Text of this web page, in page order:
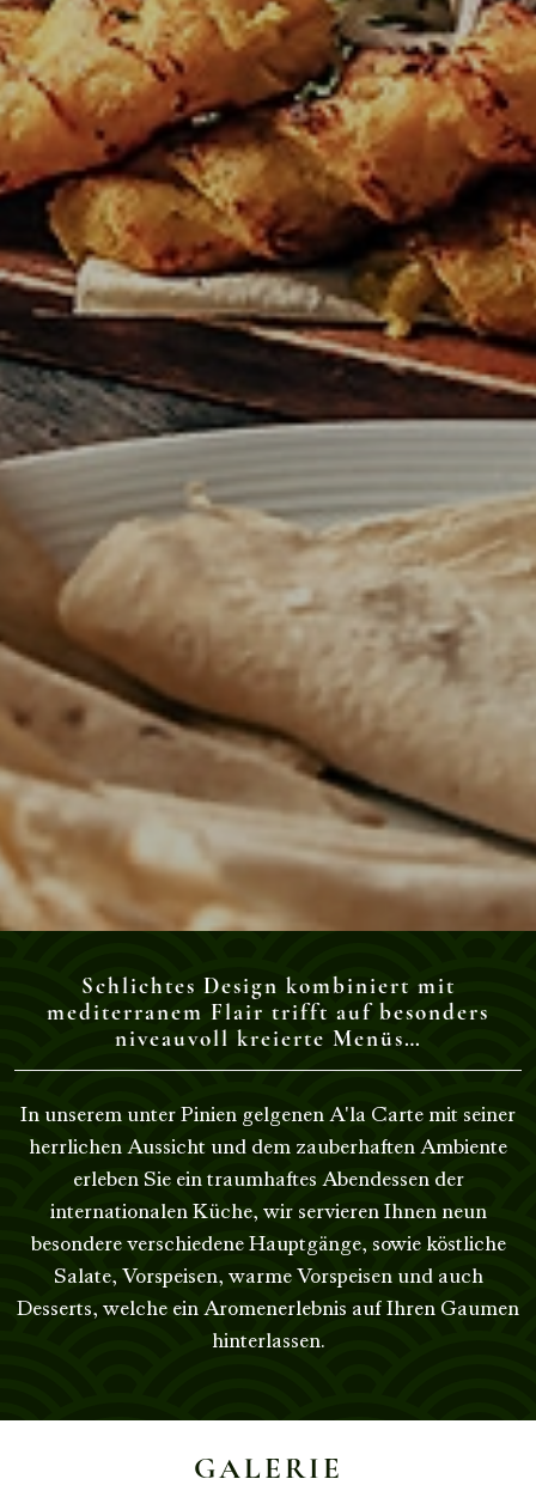
Schlichtes Design kombiniert mit
mediterranem Flair trifft auf besonders
niveauvoll kreierte Menüs…
In unserem unter Pinien gelgenen A'la Carte mit seiner
herrlichen Aussicht und dem zauberhaften Ambiente
erleben Sie ein traumhaftes Abendessen der
internationalen Küche, wir servieren Ihnen neun
besondere verschiedene Hauptgänge, sowie köstliche
Salate, Vorspeisen, warme Vorspeisen und auch
Desserts, welche ein Aromenerlebnis auf Ihren Gaumen
hinterlassen.
GALERIE